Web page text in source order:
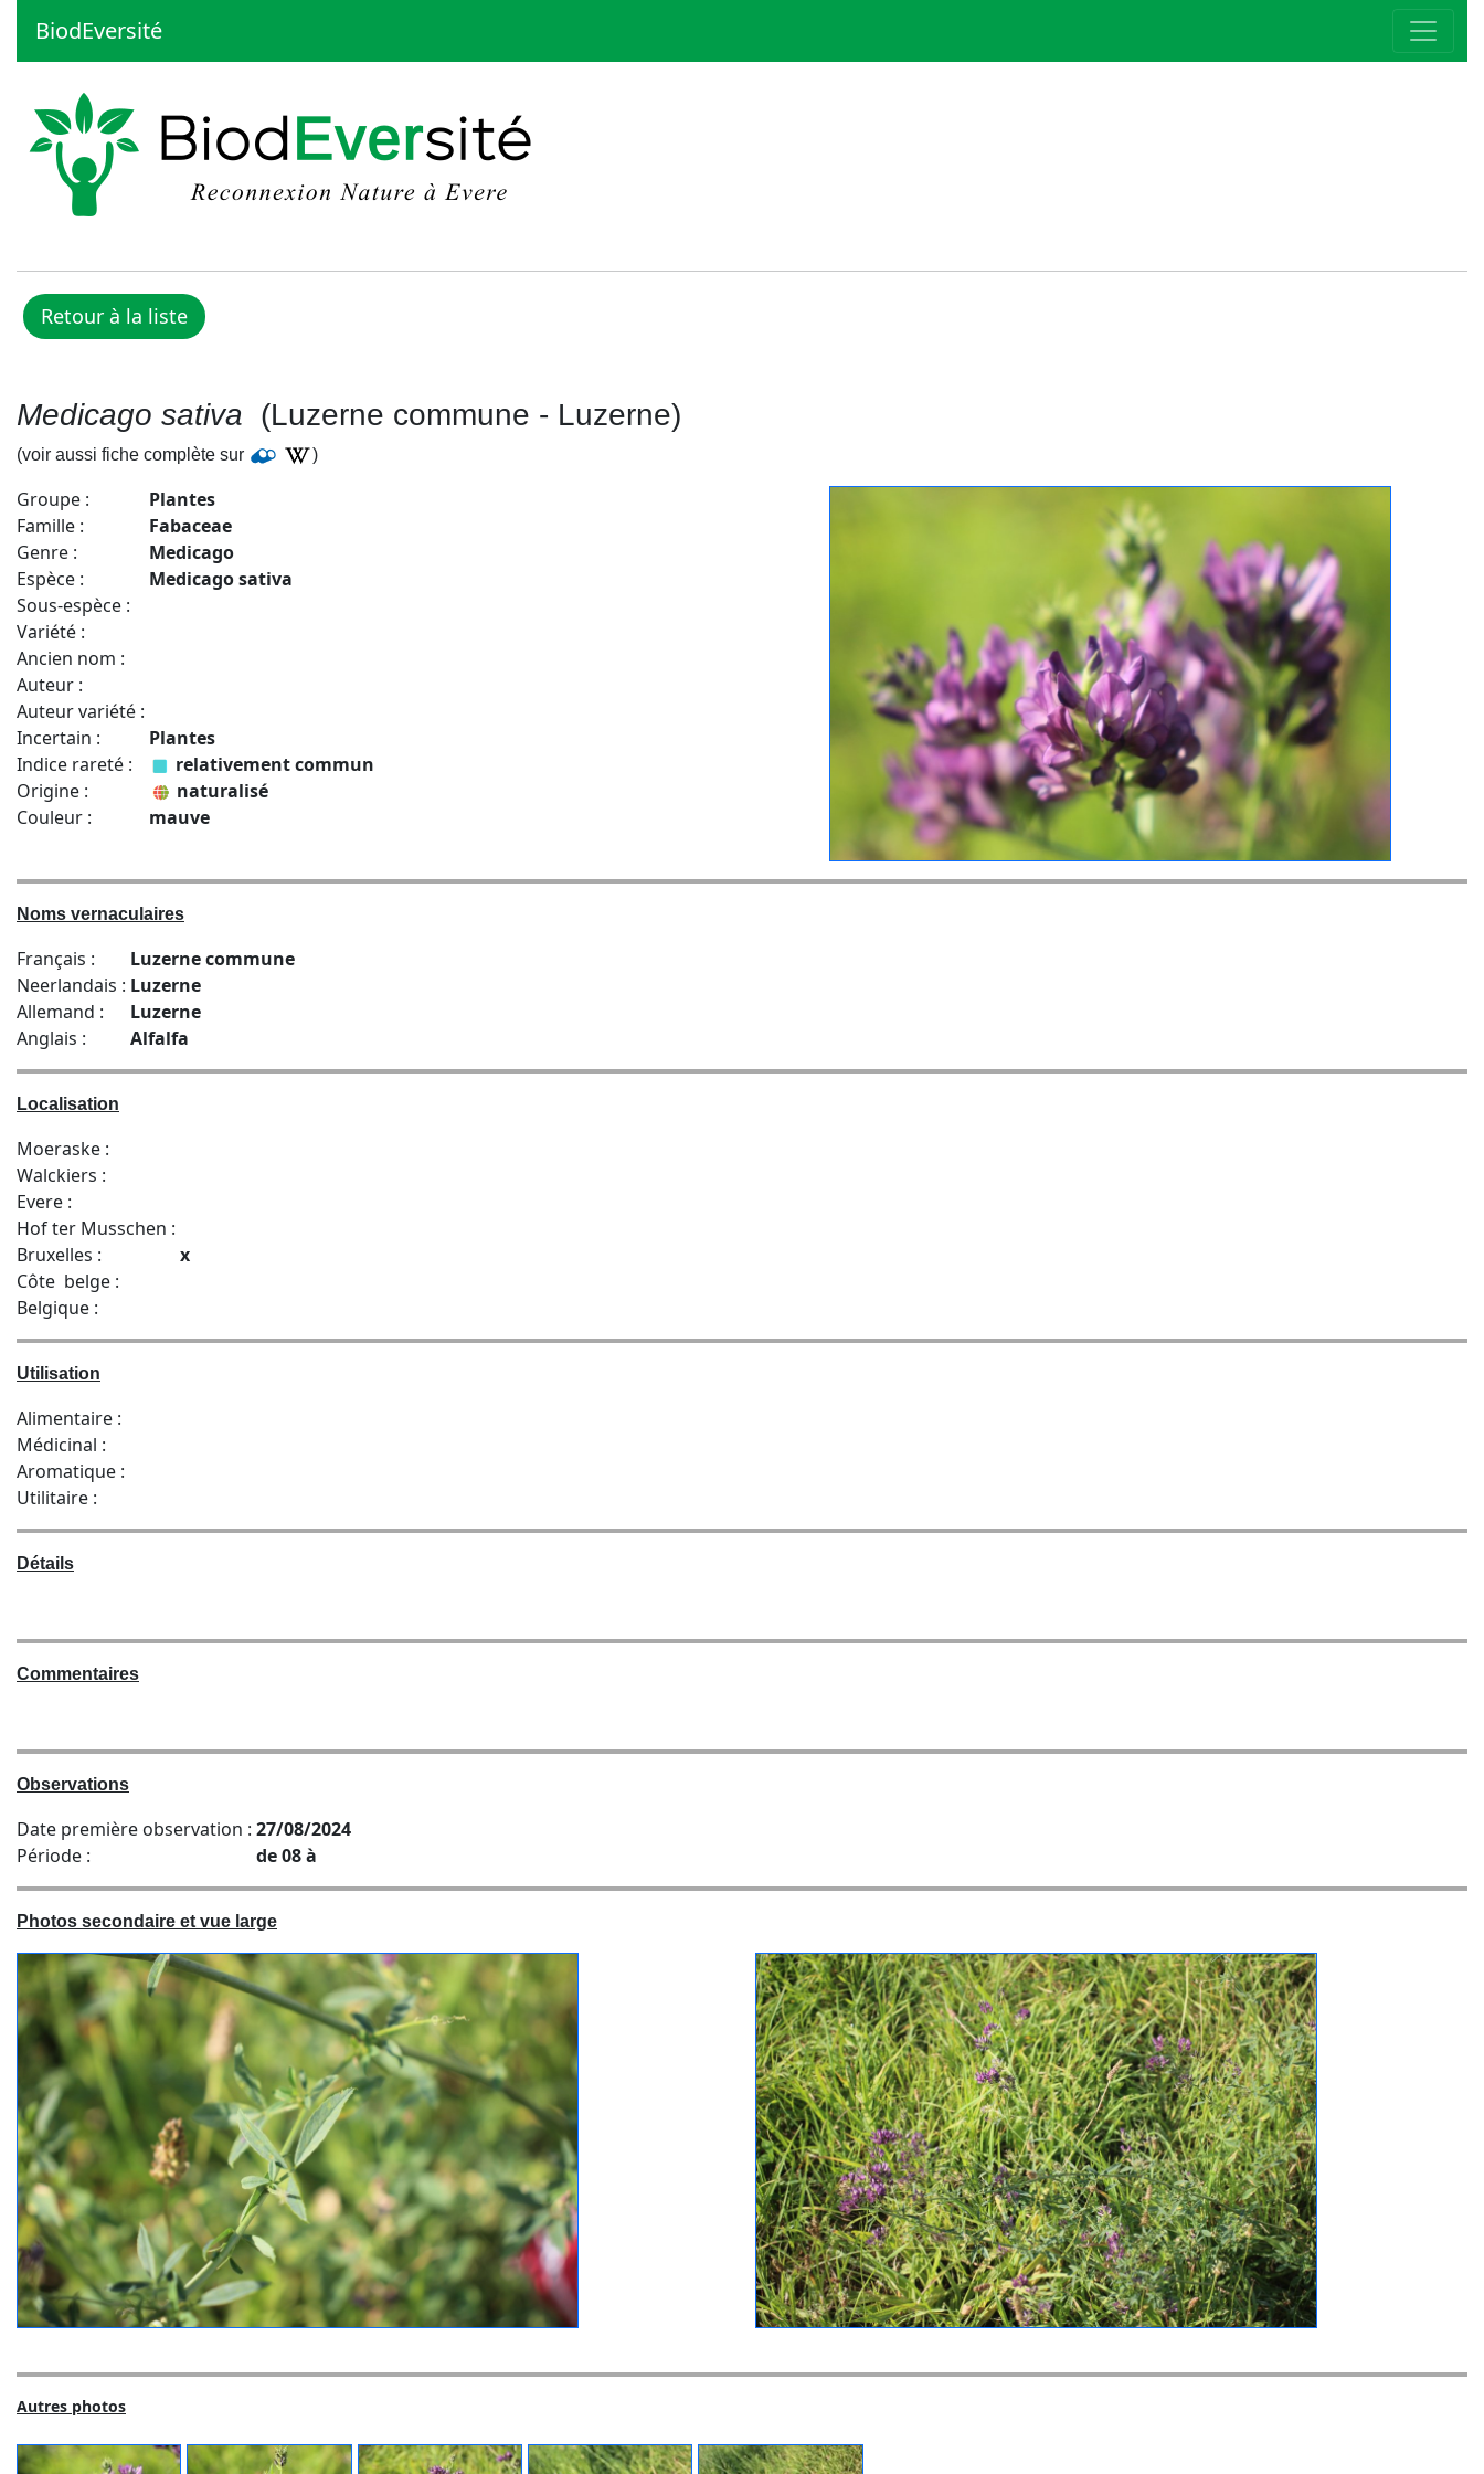
BiodEversité
Medicago sativa (Luzerne commune - Luzerne)
(voir aussi fiche complète sur )
Groupe :
Plantes
Famille :
Fabaceae
Genre :
Medicago
Espèce :
Medicago sativa
Sous-espèce :
Variété :
Ancien nom :
Auteur :
Auteur variété :
Incertain :
Plantes
Indice rareté :
relativement commun
Origine :
naturalisé
Couleur :
mauve
Noms vernaculaires
Français :
Luzerne commune
Neerlandais : Luzerne
Allemand :
Luzerne
Anglais :
Alfalfa
Localisation
Moeraske :
Walckiers :
Evere :
Hof ter Musschen :
Bruxelles :
x
Côte belge :
Belgique :
Utilisation
Alimentaire :
Médicinal :
Aromatique :
Utilitaire :
Détails
Commentaires
Observations
Date première observation : 27/08/2024
Période :
de 08 à
Photos secondaire et vue large
Autres photos